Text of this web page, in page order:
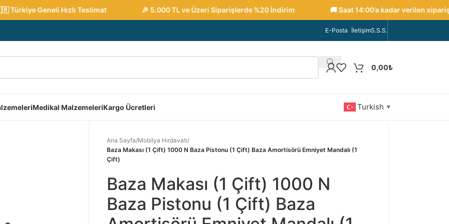
Geneli Hızlı Teslimat 🎉 5.000 TL ve Üzeri Siparişlerde %20 İndirim 🚚 Saat 14:00’a kadar verilen
E-Posta İletişimS.S.S.
0,00₺
Medikal MalzemeleriKargo Ücretleri Turkish ▼
Ana Sayfa/Mobilya Hırdavatı/
Baza Makası (1 Çift) 1000 N Baza Pistonu (1 Çift) Baza Amortisörü Emniyet Mandalı (1
Çift)
Baza Makası (1 Çift) 1000 N
Baza Pistonu (1 Çift) Baza